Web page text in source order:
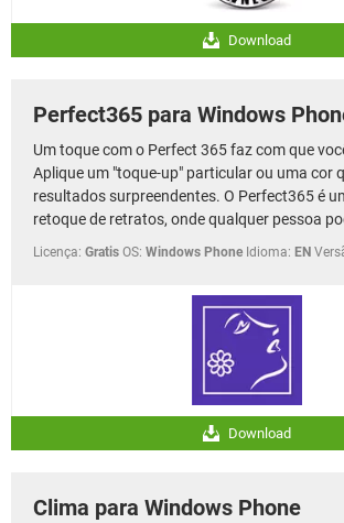
Download
Perfect365 para Windows
Um toque com o Perfect 365 faz com que
Aplique um "toque-up" particular ou uma cor
resultados surpreendentes. O Perfect365 é
retoque de retratos, onde qualquer pessoa
Licença: Gratis OS: Windows Phone Idioma: EN
Download
Clima para Windows Phone